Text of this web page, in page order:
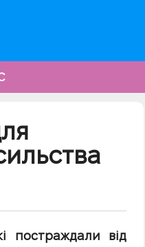
постраждали від